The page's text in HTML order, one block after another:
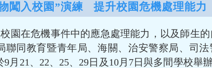
闖入校園”演練   提升校園危機處理能力
園在危機事件中的應急處理能力，以及師生
聯同教育暨青年局、海關、治安警察局、司法
月21、22、25、29日及10月7日與多間學校舉